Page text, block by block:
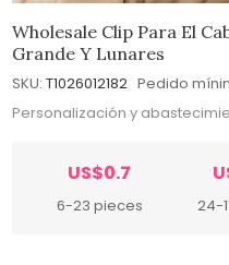
Wholesale Clip Para El
Grande Y Lunares
SKU: T1026012182 Pedido
Personalización y
US$0.7
6-23 pieces 24-